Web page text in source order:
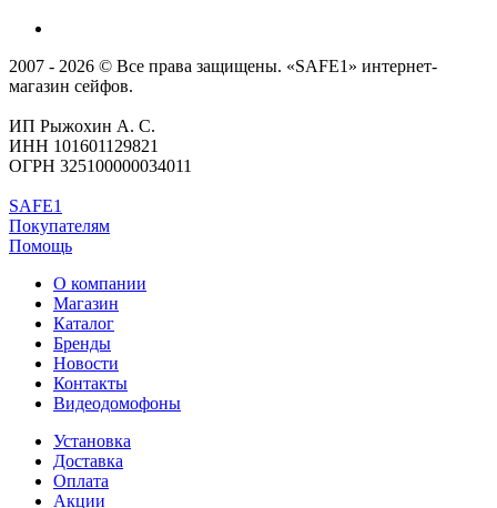
2007 - 2026 © Все права защищены. «SAFE1» интернет-
магазин сейфов.
ИП Рыжохин А. С.
ИНН 101601129821
ОГРН 325100000034011
SAFE1
Покупателям
Помощь
О компании
Магазин
Каталог
Бренды
Новости
Контакты
Видеодомофоны
Установка
Доставка
Оплата
Акции